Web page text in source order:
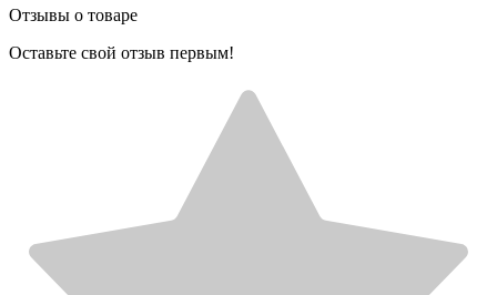
Отзывы о товаре
Оставьте свой отзыв первым!